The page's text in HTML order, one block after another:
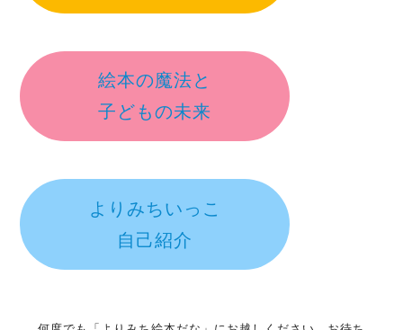
絵本の魔法と
子どもの未来
よりみちいっこ
自己紹介